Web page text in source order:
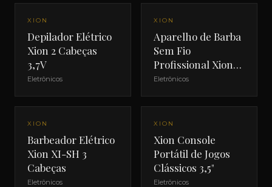
NOVO
XION
Depilador Elétrico
Xion 2 Cabeças
3,7V
Eletrônicos
NOVO
XION
Aparelho de Barba
Sem Fio
Profissional Xion
XI-SHAVE
Eletrônicos
NOVO
XION
Barbeador Elétrico
Xion XI-SH 3
Cabeças
Eletrônicos
NOVO
XION
Xion Console
Portátil de Jogos
Clássicos 3,5"
Eletrônicos